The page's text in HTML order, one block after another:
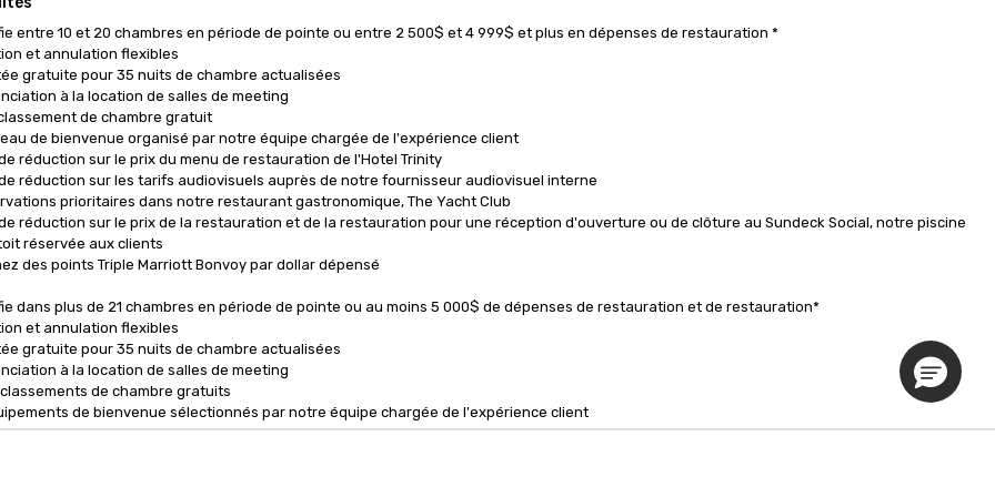
entre 10 et 20 chambres en période de pointe ou entre 2 500$ et 4 999$ et plus en dépenses de restauration *
et annulation flexibles
gratuite pour 35 nuits de chambre actualisées
à la location de salles de meeting
de chambre gratuit
de bienvenue organisé par notre équipe chargée de l'expérience client
de réduction sur le prix du menu de restauration de l'Hotel Trinity
de réduction sur les tarifs audiovisuels auprès de notre fournisseur audiovisuel interne
prioritaires dans notre restaurant gastronomique, The Yacht Club
de réduction sur le prix de la restauration et de la restauration pour une réception d'ouverture ou de clôture au Sundeck Social, notre piscine
réservée aux clients
des points Triple Marriott Bonvoy par dollar dépensé
dans plus de 21 chambres en période de pointe ou au moins 5 000$ de dépenses de restauration et de restauration*
et annulation flexibles
gratuite pour 35 nuits de chambre actualisées
à la location de salles de meeting
de chambre gratuits
de bienvenue sélectionnés par notre équipe chargée de l'expérience client
de réduction sur le prix du menu de restauration de l'Hotel Trinity